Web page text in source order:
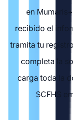
en
recibido el
tramita tu
completa la
carga toda la
SCFHS